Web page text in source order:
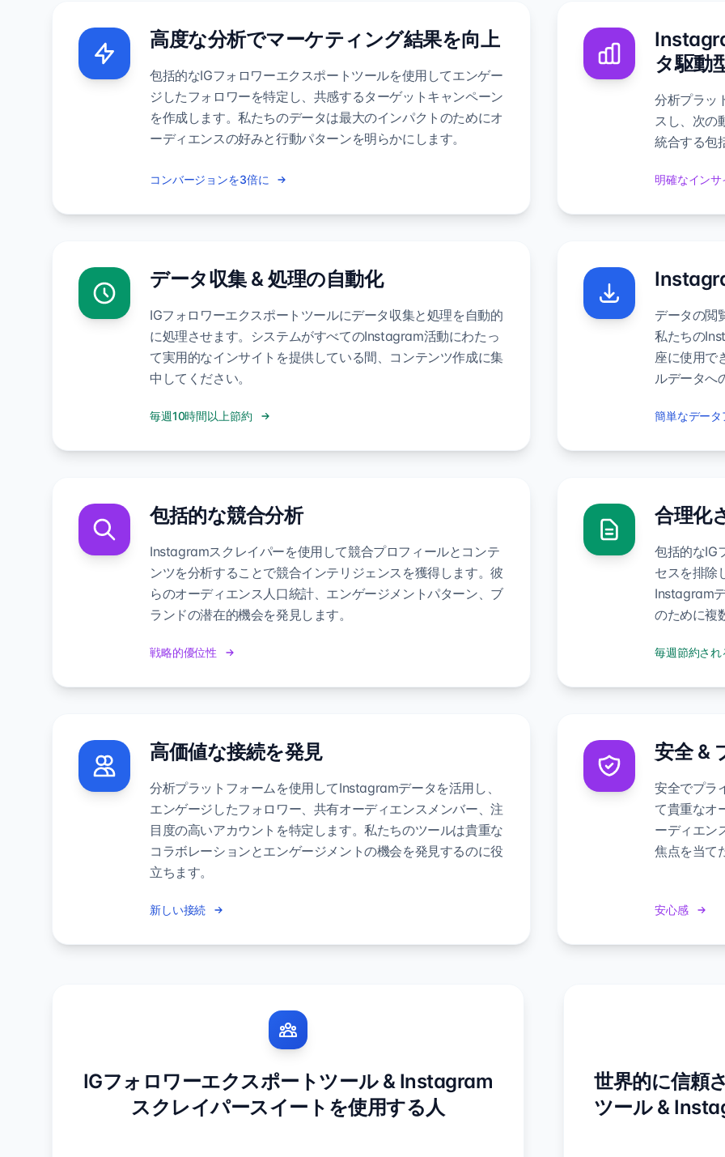
高度な分析でマーケティング結果を向上
包括的なIGフォロワーエクスポートツールを使用してエンゲー
ジしたフォロワーを特定し、共感するターゲットキャンペーン
を作成します。私たちのデータは最大のインパクトのためにオ
ーディエンスの好みと行動パターンを明らかにします。
コンバージョンを3倍に
タ駆動
分析プラッ
スし、次の
統合する包
明確なインサ
データ収集 & 処理の自動化
IGフォロワーエクスポートツールにデータ収集と処理を自動的
に処理させます。システムがすべてのInstagram活動にわたっ
て実用的なインサイトを提供している間、コンテンツ作成に集
中してください。
毎週10時間以上節約
データの閲
私たちの
座に使用で
ルデータへ
簡単なデータ
包括的な競合分析
Instagramスクレイパーを使用して競合プロフィールとコンテ
ンツを分析することで競合インテリジェンスを獲得します。彼
らのオーディエンス人口統計、エンゲージメントパターン、ブ
ランドの潜在的機会を発見します。
戦略的優位性
合理化
包括的なIG
セスを排除
Instagram
のために複
毎週節約され
高価値な接続を発見
分析プラットフォームを使用してInstagramデータを活用し、
エンゲージしたフォロワー、共有オーディエンスメンバー、注
目度の高いアカウントを特定します。私たちのツールは貴重な
コラボレーションとエンゲージメントの機会を発見するのに役
立ちます。
新しい接続
安全 &
安全でプラ
て貴重なオ
ーディエン
焦点を当て
安心感
IGフォロワーエクスポートツール & Instagram
スクレイパースイートを使用する人
世界的に信頼
ツール &